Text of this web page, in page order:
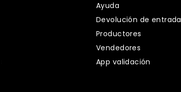
Ayuda
Devolución de entrada
Productores
Vendedores
App validación